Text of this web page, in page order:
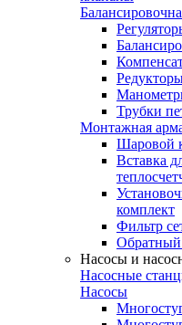
Трубки
Монтажная
Шаровой
Вставка
комплект
Фильтр
Обратный
Насосы и
Насосные
Насосы